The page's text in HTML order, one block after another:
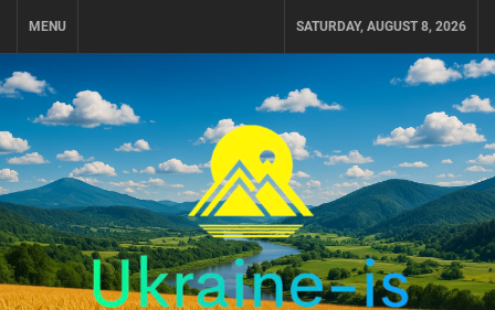
MENU SATURDAY, AUGUST 8, 2026